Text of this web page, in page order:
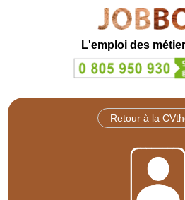
L'emploi des
Retour à la